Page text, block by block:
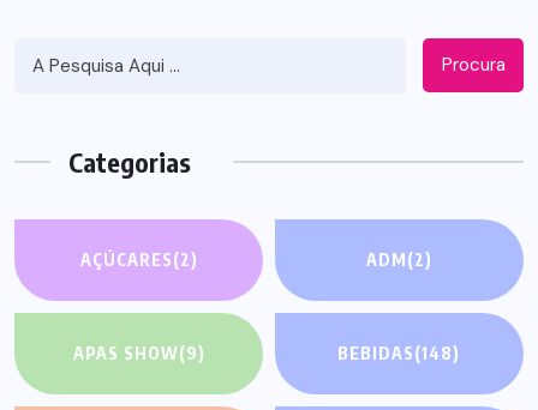
Procura
Categorias
AÇÚCARES(2) ADM(2)
APAS SHOW(9) BEBIDAS(148)